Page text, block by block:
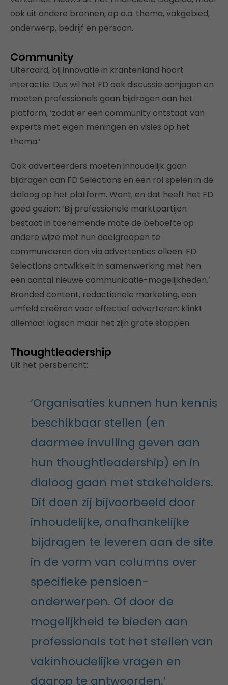
ook uit andere bronnen, op o.a. thema, vakgebied,
onderwerp, bedrijf en persoon.
Community
Uiteraard, bij innovatie in krantenland hoort
interactie. Dus wil het FD ook discussie aanjagen en
moeten professionals gaan bijdragen aan het
platform, ‘zodat er een community ontstaat van
experts met eigen meningen en visies op het
thema.’
Ook adverteerders moeten inhoudelijk gaan
bijdragen aan FD Selections en een rol spelen in de
dialoog op het platform. Want, en dat heeft het FD
goed gezien: ‘Bij professionele marktpartijen
bestaat in toenemende mate de behoefte op
andere wijze met hun doelgroepen te
communiceren dan via advertenties alleen. FD
Selections ontwikkelt in samenwerking met hen
een aantal nieuwe communicatie-mogelijkheden.’
Branded content, redactionele marketing, een
umfeld creëren voor effectief adverteren: klinkt
allemaal logisch maar het zijn grote stappen.
Thoughtleadership
Uit het persbericht:
‘Organisaties kunnen hun kennis
beschikbaar stellen (en
daarmee invulling geven aan
hun thoughtleadership) en in
dialoog gaan met stakeholders.
Dit doen zij bijvoorbeeld door
inhoudelijke, onafhankelijke
bijdragen te leveren aan de site
in de vorm van columns over
specifieke pensioen-
onderwerpen. Of door de
mogelijkheid te bieden aan
professionals tot het stellen van
vakinhoudelijke vragen en
daarop te antwoorden.’